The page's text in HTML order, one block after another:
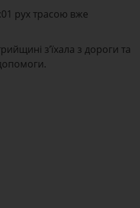
рух трасою вже
з’їхала з дороги та